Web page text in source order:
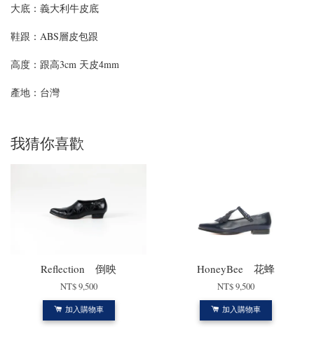
大底：義大利牛皮底
鞋跟：ABS層皮包跟
高度： 跟高3cm 天皮4mm
產地：台灣
我猜你喜歡
Reflection 倒映
NT$ 9,500
加入購物車
HoneyBee 花蜂
NT$ 9,500
加入購物車